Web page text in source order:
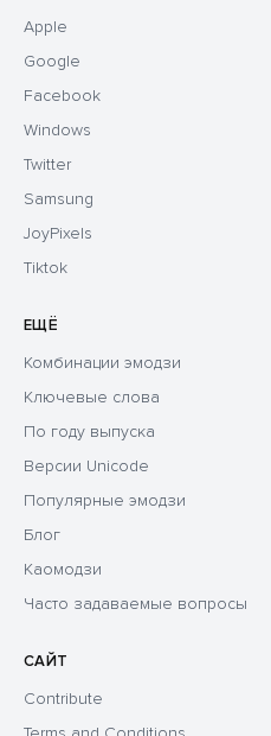
Apple
Google
Facebook
Windows
Twitter
Samsung
JoyPixels
Tiktok
ЕЩЁ
Комбинации эмодзи
Ключевые слова
По году выпуска
Версии Unicode
Популярные эмодзи
Блог
Каомодзи
Часто задаваемые вопросы
САЙТ
Contribute